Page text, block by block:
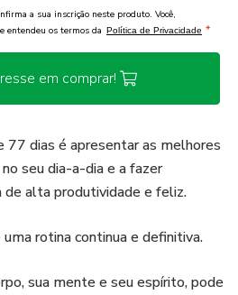
a sua inscrição neste produto. Você,
entendeu os termos da Política de Privacidade *
em comprar!
77 dias é apresentar as melhores
seu dia-a-dia e a fazer
de alta produtividade e feliz.
rotina continua e definitiva.
sua mente e seu espírito, pode